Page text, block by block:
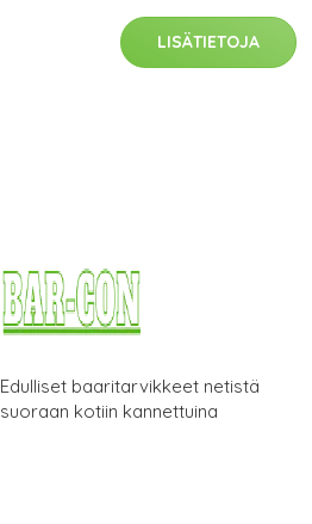
LISÄTIETOJA
Edulliset baaritarvikkeet netistä
suoraan kotiin kannettuina